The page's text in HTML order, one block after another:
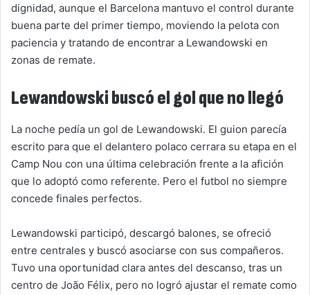
dignidad, aunque el Barcelona mantuvo el control durante
buena parte del primer tiempo, moviendo la pelota con
paciencia y tratando de encontrar a Lewandowski en
zonas de remate.
Lewandowski buscó el gol que no llegó
La noche pedía un gol de Lewandowski. El guion parecía
escrito para que el delantero polaco cerrara su etapa en el
Camp Nou con una última celebración frente a la afición
que lo adoptó como referente. Pero el futbol no siempre
concede finales perfectos.
Lewandowski participó, descargó balones, se ofreció
entre centrales y buscó asociarse con sus compañeros.
Tuvo una oportunidad clara antes del descanso, tras un
centro de João Félix, pero no logró ajustar el remate como